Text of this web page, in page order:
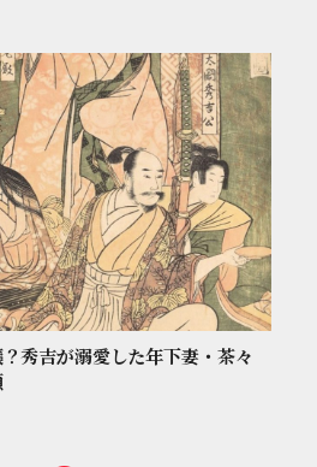
秀吉が溺愛した年下妻・茶々